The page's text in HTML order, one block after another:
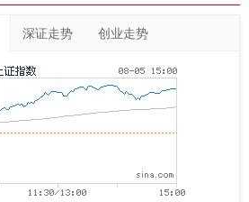
深证走势 创业走势